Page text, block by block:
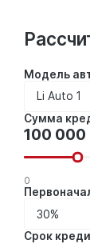
Модель
Сумма
Сумма
кредита
0
Срок